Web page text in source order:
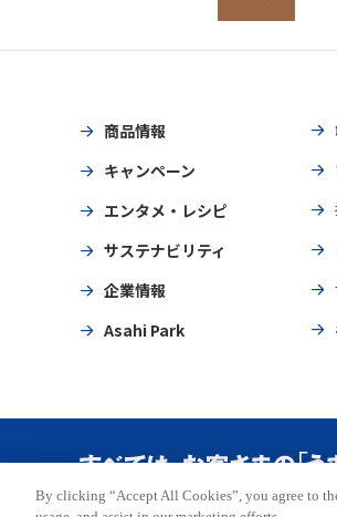
商品情報
キャンペーン
エンタメ・レシピ
サステナビリティ
企業情報
Asahi Park
Copyright © ASAHI BREWERIES, LTD. All
By clicking “Accept All Cookies”, you agree to